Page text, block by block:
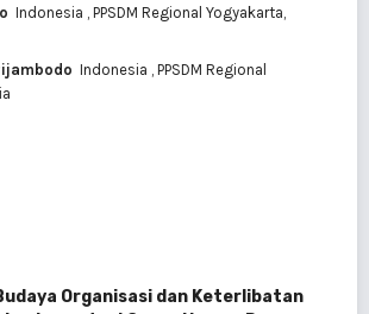
Indonesia , PPSDM Regional Yogyakarta,
Indonesia , PPSDM Regional
Organisasi dan Keterlibatan